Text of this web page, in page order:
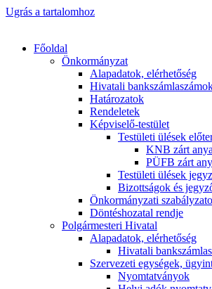
Ugrás a tartalomhoz
Főoldal
Önkormányzat
Alapadatok, elérhetőség
Hivatali
Határozatok
Rendeletek
Képviselő-testület
Testületi ülések
KNB zárt
PÜFB zárt
Testületi ülések
Bizottságok és
Önkormányzati
Döntéshozatal rendje
Polgármesteri Hivatal
Alapadatok, elérhetőség
Hivatali
Szervezeti egységek,
Nyomtatványok